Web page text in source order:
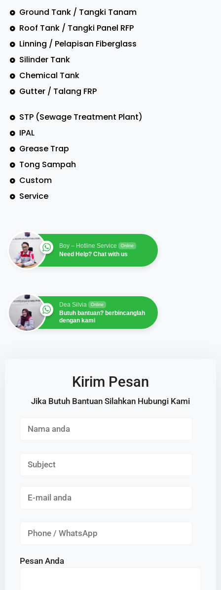
Ground Tank / Tangki Tanam
Roof Tank / Tangki Panel RFP
Linning / Pelapisan Fiberglass
Silinder Tank
Chemical Tank
Gutter / Talang FRP
STP (Sewage Treatment Plant)
IPAL
Grease Trap
Tong Sampah
Custom
Service
Boy – Hotline Service Online
Need Help? Chat with us
Dea Silvia Online
Butuh bantuan? berbincanglah
dengan kami
Kirim Pesan
Jika Butuh Bantuan Silahkan Hubungi Kami
Pesan Anda